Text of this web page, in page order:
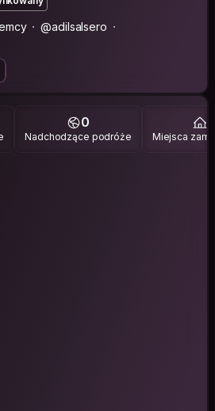
@adilsalsero
0
Nadchodzące podróże Miejsca